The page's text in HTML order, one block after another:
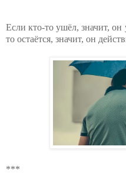
Если кто-то ушёл, значит,
то остаётся, значит, он
***